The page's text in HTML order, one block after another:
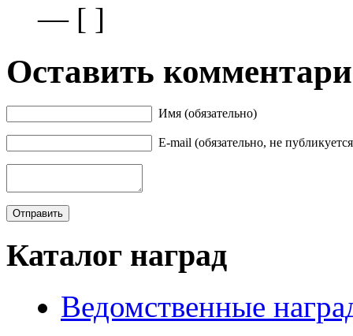
— [ ]
Оставить
Имя (обязательно)
E-mail (обязательно, не
Каталог наград
Ведомственные